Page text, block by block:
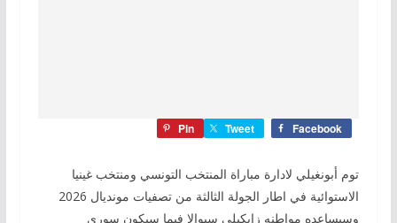
Facebook
Tweet
Pin
توم أبونغيلي لادارة مباراة المنتخب التونسي ومنتخب غينيا
الاستوائية في اطار الجولة الثالثة من تصفيات مونديال 2026
وسيساعده مواطنه زايكيلي سيوالا فيما سيكون سوري